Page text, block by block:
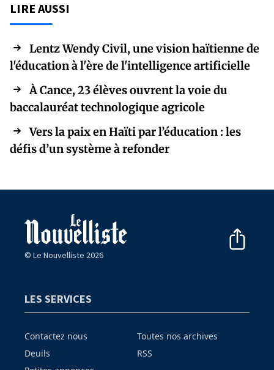
LIRE AUSSI
Lentz Wendy Civil, une vision haïtienne de
l'éducation à l'ère de l'intelligence artificielle
À Cance, 23 élèves ouvrent la voie du
baccalauréat technologique agricole
Vers la paix en Haïti par l’éducation : les
défis d’un système à refonder
© Le Nouvelliste 2026
LES SERVICES
Contactez nous
Deuils
Toutes nos archives
RSS